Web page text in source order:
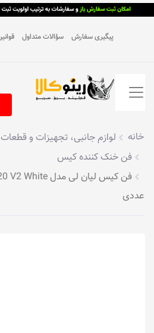
پیگیری سفارش سؤالات متداول
خانه لوازم جانبی، تجهیزات و قطعات
فن خنک کننده کیس
عددی